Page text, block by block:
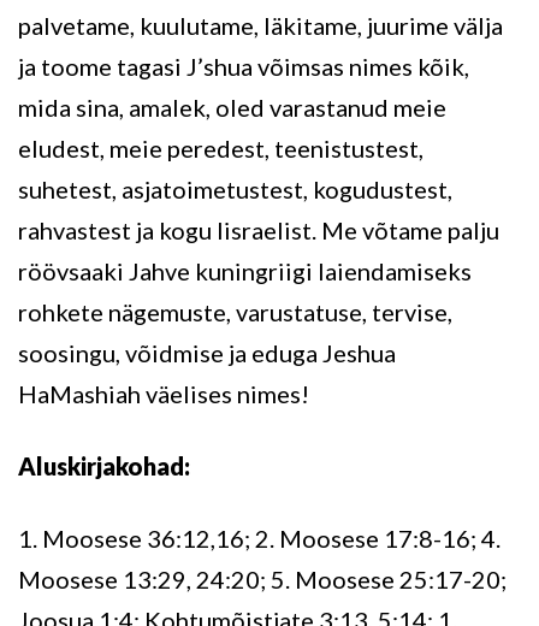
palvetame, kuulutame, läkitame, juurime välja
ja toome tagasi J’shua võimsas nimes kõik,
mida sina, amalek, oled varastanud meie
eludest, meie peredest, teenistustest,
suhetest, asjatoimetustest, kogudustest,
rahvastest ja kogu Iisraelist. Me võtame palju
röövsaaki Jahve kuningriigi laiendamiseks
rohkete nägemuste, varustatuse, tervise,
soosingu, võidmise ja eduga Jeshua
HaMashiah väelises nimes!
Aluskirjakohad:
1. Moosese 36:12,16; 2. Moosese 17:8-16; 4.
Moosese 13:29, 24:20; 5. Moosese 25:17-20;